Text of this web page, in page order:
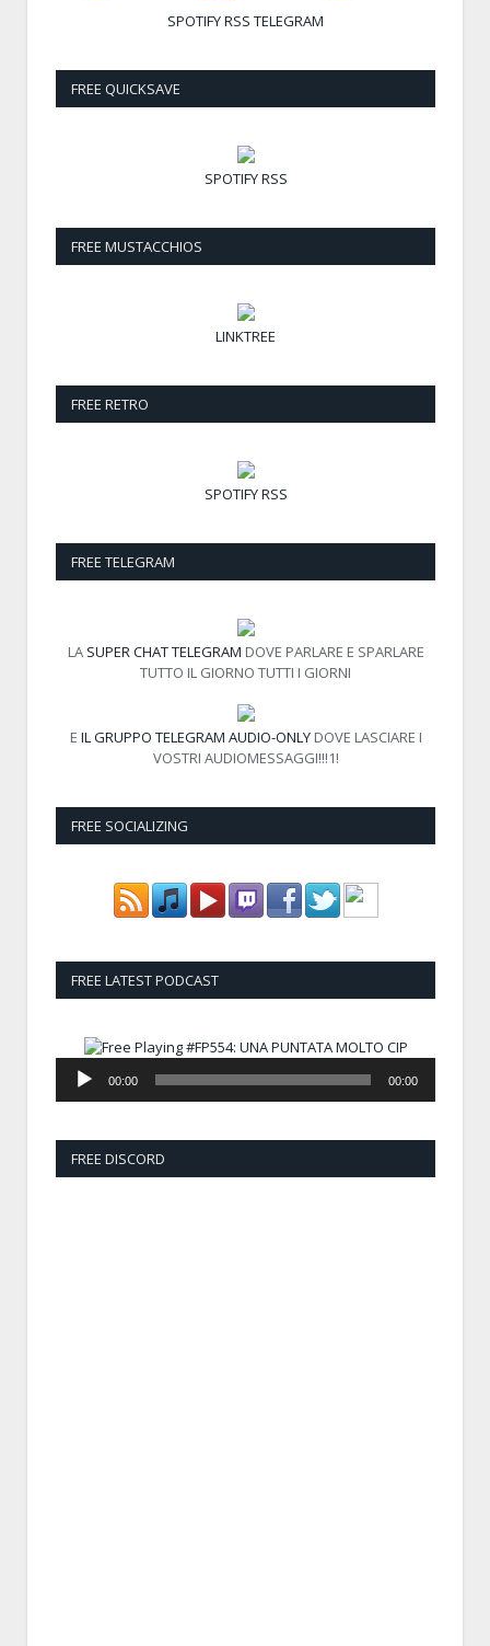
SPOTIFYRSS TELEGRAM
FREE QUICKSAVE
SPOTIFYRSS
FREE MUSTACCHIOS
LINKTREE
FREE RETRO
SPOTIFYRSS
FREE TELEGRAM
LA SUPER CHAT TELEGRAM DOVE PARLARE E SPARLARE
TUTTO IL GIORNO TUTTI I GIORNI
E IL GRUPPO TELEGRAM AUDIO-ONLYDOVE LASCIARE I
VOSTRI AUDIOMESSAGGI!!!1!
FREE SOCIALIZING
FREE LATEST PODCAST
Audio
00:00 00:00
FREE DISCORD